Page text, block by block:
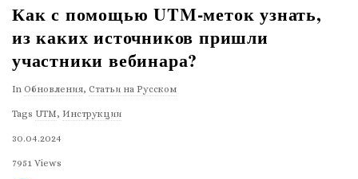
Как с помощью UTM-меток узнать,
из каких источников пришли
участники вебинара?
In Обновления, Статьи на Русском
Tags UTM, Инструкции
30.04.2024
7951 Views